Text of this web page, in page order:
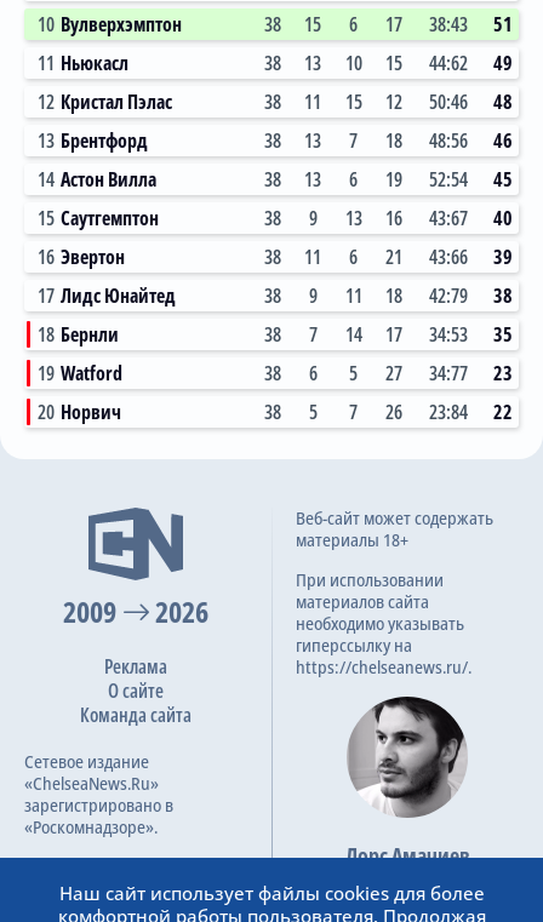
10 Вулверхэмптон 38 15 6 17 38:43
51
11 Ньюкасл 38 13 10 15 44:62
49
12 Кристал Пэлас 38 11 15 12 50:46
48
13 Брентфорд 38 13 7 18 48:56
46
14 Астон Вилла 38 13 6 19 52:54
45
15 Саутгемптон 38 9 13 16 43:67
40
16 Эвертон 38 11 6 21 43:66
39
17 Лидс Юнайтед 38 9 11 18 42:79
38
18 Бернли 38 7 14 17 34:53
35
19 Watford 38 6 5 27 34:77
23
20 Норвич 38 5 7 26 23:84 22
2009 2026
Реклама
О сайте
Команда сайта
Сетевое издание
«ChelseaNews.Ru»
зарегистрировано в
«Роскомнадзоре».
ФС 77 – 87138.
Веб-сайт может содержать
материалы 18+
При использовании
материалов сайта
необходимо указывать
гиперссылку на
https://chelseanews.ru/.
Лорс Амачиев
Основатель сайта
admin@chelseanews.ru
Наш сайт использует файлы cookies для более
комфортной работы пользователя. Продолжая